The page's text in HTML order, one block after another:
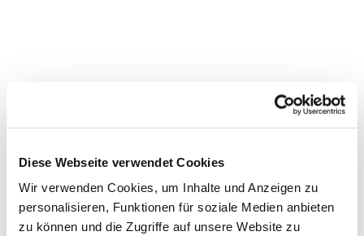
Diese Webseite verwendet Cookies
Wir verwenden Cookies, um Inhalte und Anzeigen zu
personalisieren, Funktionen für soziale Medien anbieten
zu können und die Zugriffe auf unsere Website zu